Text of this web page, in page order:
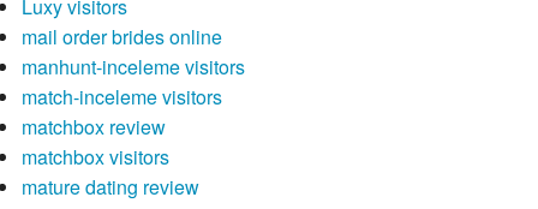
Luxy visitors
mail order brides online
manhunt-inceleme visitors
match-inceleme visitors
matchbox review
matchbox visitors
mature dating review